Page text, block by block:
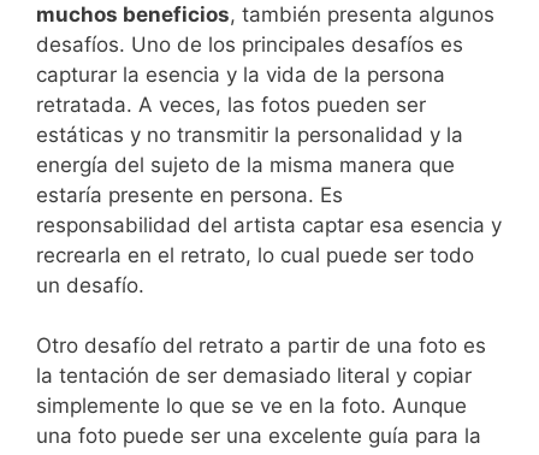
muchos beneficios, también ⁢presenta algunos⁣
desafíos. Uno de los principales desafíos ⁣es
capturar ‌la esencia y la vida de la persona
retratada. A​ veces, las fotos pueden ser
estáticas y no transmitir la personalidad y ⁤la
‍energía ‌del sujeto de la​ misma manera que
estaría presente en persona. Es
responsabilidad del artista captar esa esencia y
recrearla en el retrato, lo cual puede ser todo
un desafío.
Otro desafío del retrato a partir de una foto⁣ es⁣
la tentación de ser demasiado ‍literal y copiar
simplemente lo que se ⁢ve en la foto. Aunque
una foto puede ser una excelente guía ⁣para la